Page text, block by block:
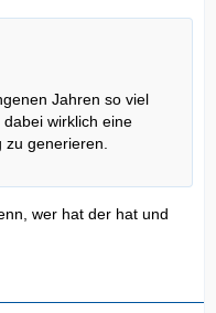
Jahren so viel
wirklich eine
generieren.
wer hat der hat und